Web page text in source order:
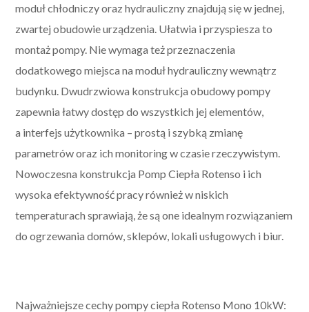
moduł chłodniczy oraz hydrauliczny znajdują się w jednej,
zwartej obudowie urządzenia. Ułatwia i przyspiesza to
montaż pompy. Nie wymaga też przeznaczenia
dodatkowego miejsca na moduł hydrauliczny wewnątrz
budynku. Dwudrzwiowa konstrukcja obudowy pompy
zapewnia łatwy dostęp do wszystkich jej elementów,
a interfejs użytkownika – prostą i szybką zmianę
parametrów oraz ich monitoring w czasie rzeczywistym.
Nowoczesna konstrukcja Pomp Ciepła Rotenso i ich
wysoka efektywność pracy również w niskich
temperaturach sprawiają, że są one idealnym rozwiązaniem
do ogrzewania domów, sklepów, lokali usługowych i biur.
Najważniejsze cechy pompy ciepła Rotenso Mono 10kW: